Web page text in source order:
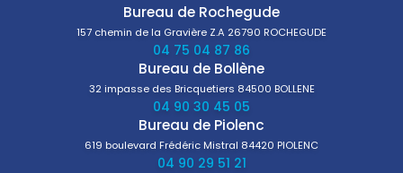
Bureau de Rochegude
157 chemin de la Gravière Z.A 26790 ROCHEGUDE
04 75 04 87 86
Bureau de Bollène
32 impasse des Bricquetiers 84500 BOLLENE
04 90 30 45 05
Bureau de Piolenc
619 boulevard Frédéric Mistral 84420 PIOLENC
04 90 29 51 21